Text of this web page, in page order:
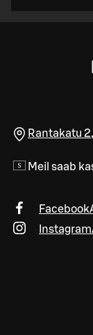
Rantakatu 2,
Meil saab
Facebook
Instagram